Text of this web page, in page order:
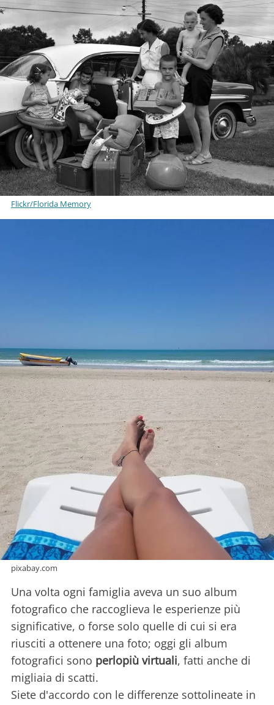
Flickr/Florida Memory
pixabay.com
Una volta ogni famiglia aveva un suo album
fotografico che raccoglieva le esperienze più
significative, o forse solo quelle di cui si era
riusciti a ottenere una foto; oggi gli album
fotografici sono perlopiù virtuali, fatti anche di
migliaia di scatti.
Siete d'accordo con le differenze sottolineate in